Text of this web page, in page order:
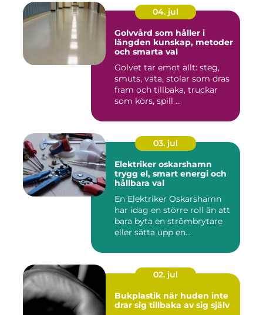
04. jul
Golvvård som håller i
längden kunskap, metoder
och smarta val
Golvet tar emot allt: steg,
smuts, väta, stolar som dras
fram och tillbaka, truckar
som körs, spill ...
03. jul
Elektriker oskarshamn
trygg el, smart energi och
hållbara val
En Elektriker Oskarshamn
har idag en större roll än att
bara byta en strömbrytare
eller sätta upp en...
02. jul
Bukplastik när huden inte
drar sig tillbaka av sig själv